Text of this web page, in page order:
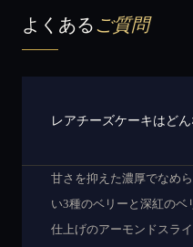
よくあるご質問
レアチーズケーキはど
甘さを抑えた濃厚でなめ
い3種のベリーと深紅のベ
仕上げのアーモンドスラ